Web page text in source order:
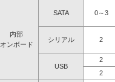
内部
オンボード
SATA 0～3
シリアル 2
USB
2
2